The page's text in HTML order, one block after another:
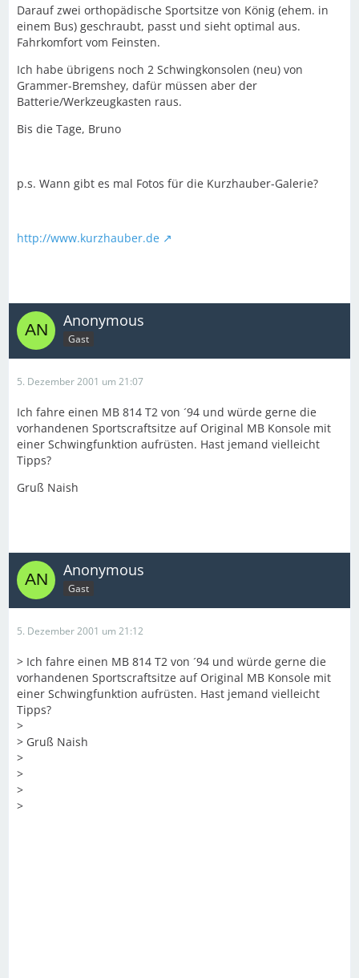
Darauf zwei orthopädische Sportsitze von König (ehem. in
einem Bus) geschraubt, passt und sieht optimal aus.
Fahrkomfort vom Feinsten.
Ich habe übrigens noch 2 Schwingkonsolen (neu) von
Grammer-Bremshey, dafür müssen aber der
Batterie/Werkzeugkasten raus.
Bis die Tage, Bruno
p.s. Wann gibt es mal Fotos für die Kurzhauber-Galerie?
http://www.kurzhauber.de
Anonymous
Gast
5. Dezember 2001 um 21:07
Ich fahre einen MB 814 T2 von ´94 und würde gerne die
vorhandenen Sportscraftsitze auf Original MB Konsole mit
einer Schwingfunktion aufrüsten. Hast jemand vielleicht
Tipps?
Gruß Naish
Anonymous
Gast
5. Dezember 2001 um 21:12
> Ich fahre einen MB 814 T2 von ´94 und würde gerne die
vorhandenen Sportscraftsitze auf Original MB Konsole mit
einer Schwingfunktion aufrüsten. Hast jemand vielleicht
Tipps?
>
> Gruß Naish
>
>
>
>